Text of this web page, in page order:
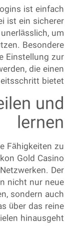
ist einfach
ist ein sicherer
um
Besondere
Einstellung zur
die einen
bietet.
und
lernen
Fähigkeiten zu
Gold Casino
Der
nicht nur neue
sondern auch
über das reine
hinausgeht.